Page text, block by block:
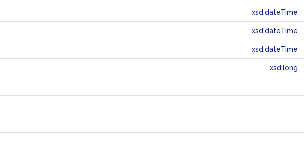
xsd:dateTime
xsd:dateTime
xsd:dateTime
xsd:long